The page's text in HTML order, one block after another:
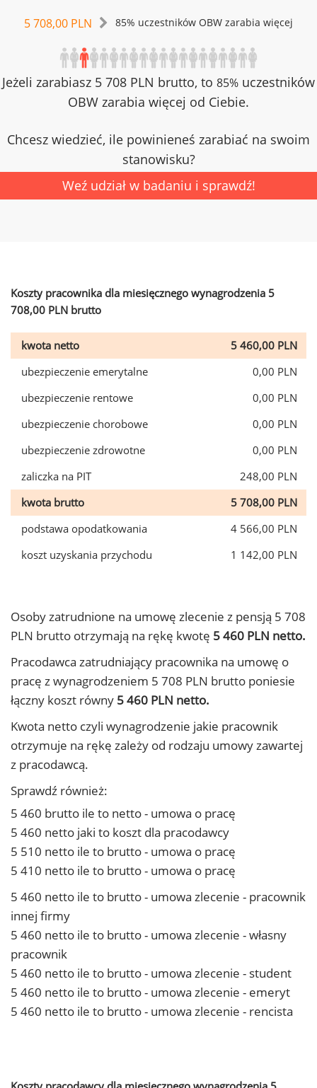
5 708,00 PLN 85% uczestników OBW zarabia więcej
Jeżeli zarabiasz 5 708 PLN brutto, to 85% uczestników
OBW zarabia więcej od Ciebie.
Chcesz wiedzieć, ile powinieneś zarabiać na swoim
stanowisku?
Weź udział w badaniu i sprawdź!
Koszty pracownika dla miesięcznego wynagrodzenia 5
708,00 PLN brutto
kwota netto
5 460,00 PLN
ubezpieczenie emerytalne
0,00 PLN
ubezpieczenie rentowe
0,00 PLN
ubezpieczenie chorobowe
0,00 PLN
ubezpieczenie zdrowotne
0,00 PLN
zaliczka na PIT
248,00 PLN
kwota brutto
5 708,00 PLN
podstawa opodatkowania
4 566,00 PLN
koszt uzyskania przychodu
1 142,00 PLN
Osoby zatrudnione na umowę zlecenie z pensją 5 708
PLN brutto otrzymają na rękę kwotę 5 460 PLN netto.
Pracodawca zatrudniający pracownika na umowę o
pracę z wynagrodzeniem 5 708 PLN brutto poniesie
łączny koszt równy 5 460 PLN netto.
Kwota netto czyli wynagrodzenie jakie pracownik
otrzymuje na rękę zależy od rodzaju umowy zawartej
z pracodawcą.
Sprawdź również:
5 460 brutto ile to netto - umowa o pracę
5 460 netto jaki to koszt dla pracodawcy
5 510 netto ile to brutto - umowa o pracę
5 410 netto ile to brutto - umowa o pracę
5 460 netto ile to brutto - umowa zlecenie - pracownik
innej firmy
5 460 netto ile to brutto - umowa zlecenie - własny
pracownik
5 460 netto ile to brutto - umowa zlecenie - student
5 460 netto ile to brutto - umowa zlecenie - emeryt
5 460 netto ile to brutto - umowa zlecenie - rencista